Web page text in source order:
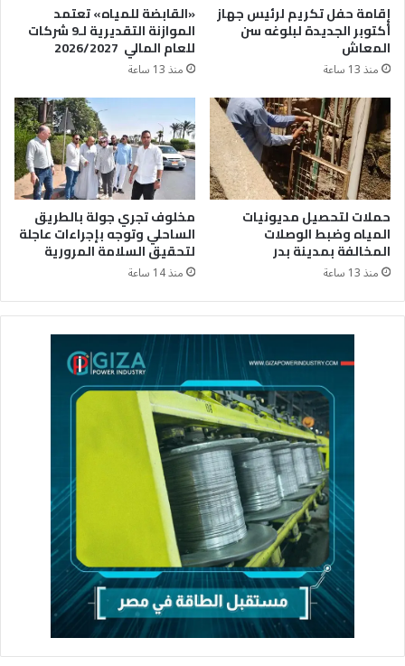
إقامة حفل تكريم لرئيس جهاز
أكتوبر الجديدة لبلوغه سن
المعاش
منذ 13 ساعة
«القابضة للمياه» تعتمد
الموازنة التقديرية لـ9 شركات
للعام المالي 2026/2027
منذ 13 ساعة
حملات لتحصيل مديونيات
المياه وضبط الوصلات
المخالفة بمدينة بدر
منذ 13 ساعة
مخلوف تجري جولة بالطريق
الساحلي وتوجه بإجراءات عاجلة
لتحقيق السلامة المرورية
منذ 14 ساعة